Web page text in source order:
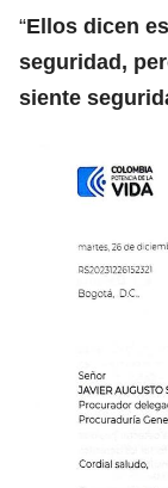
“Ellos dicen
seguridad,
siente